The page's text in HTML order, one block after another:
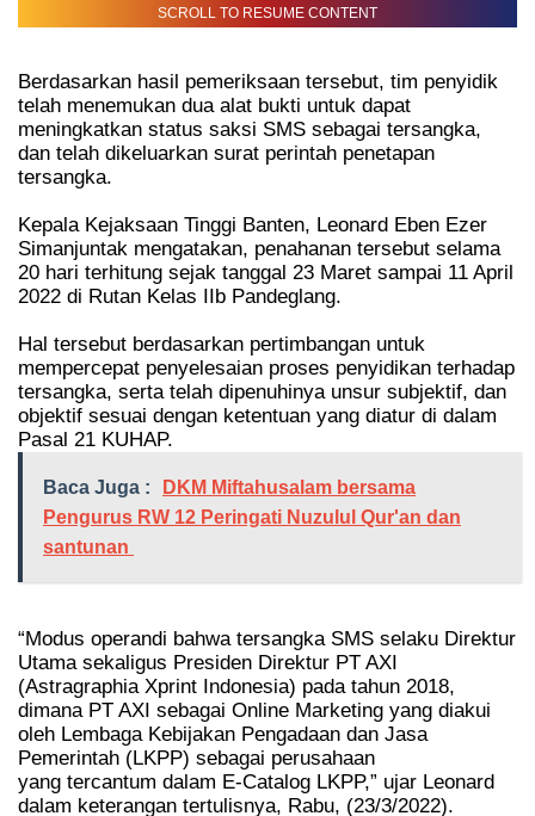
SCROLL TO RESUME CONTENT
Berdasarkan hasil pemeriksaan tersebut, tim penyidik
telah menemukan dua alat bukti untuk dapat
meningkatkan status saksi SMS sebagai tersangka,
dan telah dikeluarkan surat perintah penetapan
tersangka.
Kepala Kejaksaan Tinggi Banten, Leonard Eben Ezer
Simanjuntak mengatakan, penahanan tersebut selama
20 hari terhitung sejak tanggal 23 Maret sampai 11 April
2022 di Rutan Kelas IIb Pandeglang.
Hal tersebut berdasarkan pertimbangan untuk
mempercepat penyelesaian proses penyidikan terhadap
tersangka, serta telah dipenuhinya unsur subjektif, dan
objektif sesuai dengan ketentuan yang diatur di dalam
Pasal 21 KUHAP.
Baca Juga :
DKM Miftahusalam bersama
Pengurus RW 12 Peringati Nuzulul Qur'an dan
santunan
“Modus operandi bahwa tersangka SMS selaku Direktur
Utama sekaligus Presiden Direktur PT AXI
(Astragraphia Xprint Indonesia) pada tahun 2018,
dimana PT AXI sebagai Online Marketing yang diakui
oleh Lembaga Kebijakan Pengadaan dan Jasa
Pemerintah (LKPP) sebagai perusahaan
yang tercantum dalam E-Catalog LKPP,” ujar Leonard
dalam keterangan tertulisnya, Rabu, (23/3/2022).